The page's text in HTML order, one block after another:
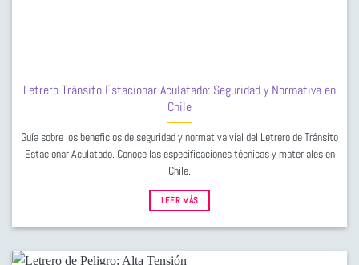
Letrero Tránsito Estacionar Aculatado: Seguridad y Normativa en
Chile
Guía sobre los beneficios de seguridad y normativa vial del Letrero de Tránsito
Estacionar Aculatado. Conoce las especificaciones técnicas y materiales en
Chile.
LEER MÁS